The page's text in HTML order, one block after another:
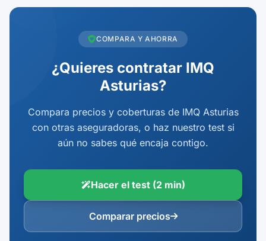
COMPARA Y AHORRA
¿Quieres contratar IMQ
Asturias?
Compara precios y coberturas de IMQ Asturias
con otras aseguradoras, o haz nuestro test si
aún no sabes qué encaja contigo.
Hacer el test (2 min)
Comparar precios